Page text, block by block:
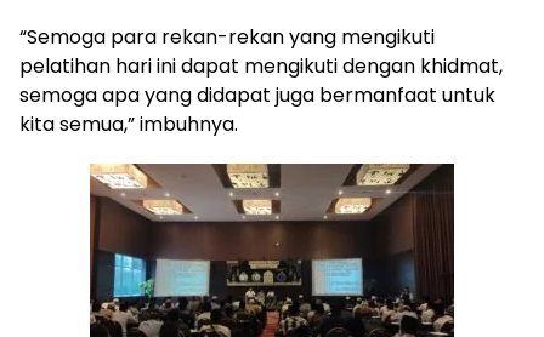
“Semoga para rekan-rekan yang mengikuti
pelatihan hari ini dapat mengikuti dengan khidmat,
semoga apa yang didapat juga bermanfaat untuk
kita semua,” imbuhnya.